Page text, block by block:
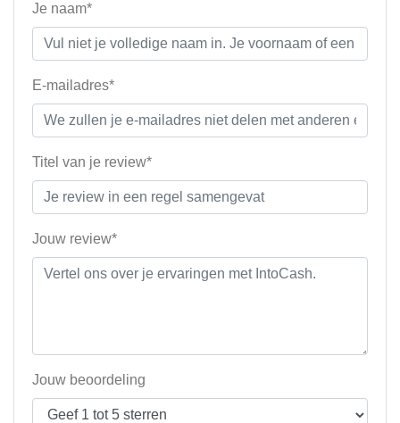
Je naam*
E-mailadres*
Titel van je review*
Jouw review*
Jouw beoordeling